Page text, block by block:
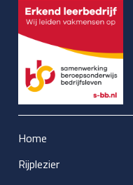
Home
Rijplezier